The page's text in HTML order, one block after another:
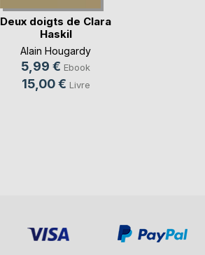
Deux doigts de Clara
Haskil
Alain Hougardy
5,99 € Ebook
15,00 € Livre